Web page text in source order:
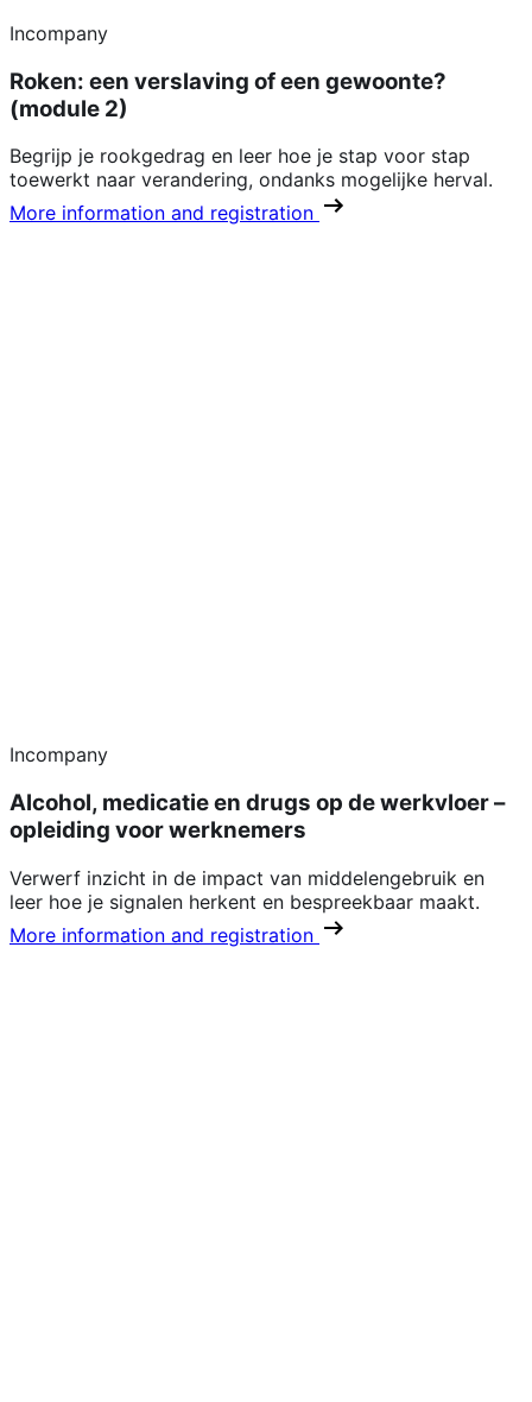
Incompany
Roken: een verslaving of een gewoonte?
(module 2)
Begrijp je rookgedrag en leer hoe je stap voor stap
toewerkt naar verandering, ondanks mogelijke herval.
More information and registration
Incompany
Alcohol, medicatie en drugs op de werkvloer –
opleiding voor werknemers
Verwerf inzicht in de impact van middelengebruik en
leer hoe je signalen herkent en bespreekbaar maakt.
More information and registration